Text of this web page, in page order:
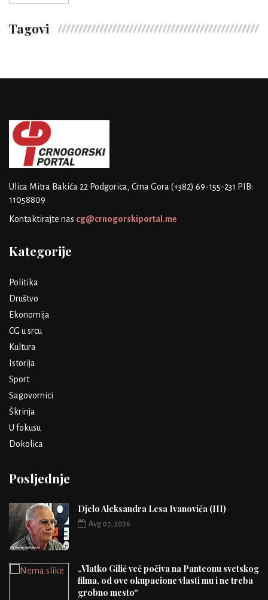
Tagovi
Ulica Mitra Bakića 22 Podgorica, Crna Gora (+382) 69-155-231 PIB:
11058809
Kontaktirajte nas cg@crnogorskiportal.me
Kategorije
Politika
Društvo
Ekonomija
CG u srcu
Kultura
Istorija
Sport
Sagovornici
Škrinja
U fokusu
Dokolica
Posljednje
Djelo Aleksandra Lesa Ivanovića (III)
Avg 07, 2026
„Vlatko Gilić već počiva na Panteonu svetskog
filma, od ove okupacione vlasti mu i ne treba
grobno mesto“